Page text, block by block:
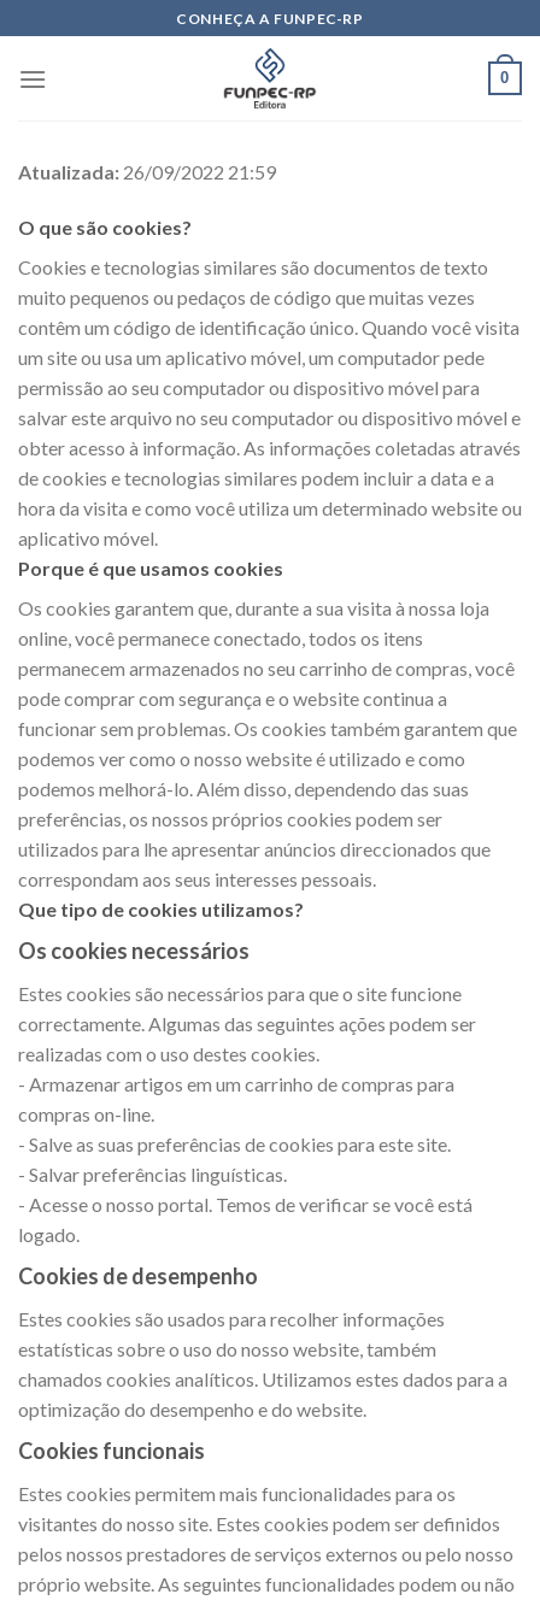
to
content
CONHEÇA A FUNPEC-RP
0
Atualizada: 26/09/2022 21:59
O que são cookies?
Cookies e tecnologias similares são documentos de texto
muito pequenos ou pedaços de código que muitas vezes
contêm um código de identificação único. Quando você visita
um site ou usa um aplicativo móvel, um computador pede
permissão ao seu computador ou dispositivo móvel para
salvar este arquivo no seu computador ou dispositivo móvel e
obter acesso à informação. As informações coletadas através
de cookies e tecnologias similares podem incluir a data e a
hora da visita e como você utiliza um determinado website ou
aplicativo móvel.
Porque é que usamos cookies
Os cookies garantem que, durante a sua visita à nossa loja
online, você permanece conectado, todos os itens
permanecem armazenados no seu carrinho de compras, você
pode comprar com segurança e o website continua a
funcionar sem problemas. Os cookies também garantem que
podemos ver como o nosso website é utilizado e como
podemos melhorá-lo. Além disso, dependendo das suas
preferências, os nossos próprios cookies podem ser
utilizados para lhe apresentar anúncios direccionados que
correspondam aos seus interesses pessoais.
Que tipo de cookies utilizamos?
Os cookies necessários
Estes cookies são necessários para que o site funcione
correctamente. Algumas das seguintes ações podem ser
realizadas com o uso destes cookies.
- Armazenar artigos em um carrinho de compras para
compras on-line.
- Salve as suas preferências de cookies para este site.
- Salvar preferências linguísticas.
- Acesse o nosso portal. Temos de verificar se você está
logado.
Cookies de desempenho
Estes cookies são usados para recolher informações
estatísticas sobre o uso do nosso website, também
chamados cookies analíticos. Utilizamos estes dados para a
optimização do desempenho e do website.
Cookies funcionais
Estes cookies permitem mais funcionalidades para os
visitantes do nosso site. Estes cookies podem ser definidos
pelos nossos prestadores de serviços externos ou pelo nosso
próprio website. As seguintes funcionalidades podem ou não